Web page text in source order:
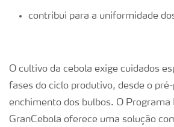
contribui para a uniformidade
O cultivo da cebola exige cuidados
fases do ciclo produtivo, desde o
enchimento dos bulbos. O
GranCebola oferece uma solução